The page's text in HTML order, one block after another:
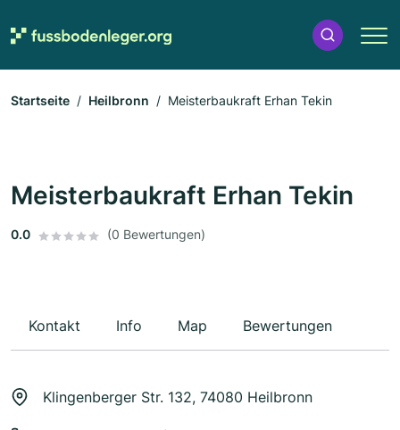
Startseite Heilbronn Meisterbaukraft Erhan Tekin
Meisterbaukraft Erhan Tekin
0.0 (0 Bewertungen)
Kontakt Info Map Bewertungen
Klingenberger Str. 132, 74080 Heilbronn